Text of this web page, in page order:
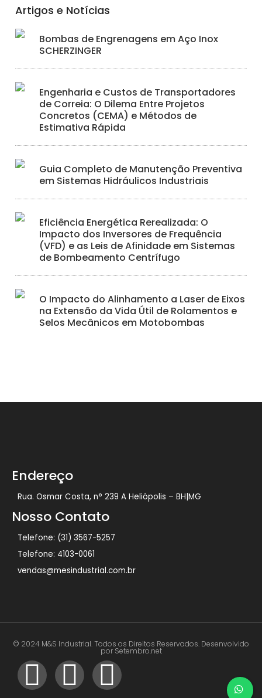
Artigos e Notícias
Bombas de Engrenagens em Aço Inox
SCHERZINGER
Engenharia e Custos de Transportadores
de Correia: O Dilema Entre Projetos
Concretos (CEMA) e Métodos de
Estimativa Rápida
Guia Completo de Manutenção Preventiva
em Sistemas Hidráulicos Industriais
Eficiência Energética Rerealizada: O
Impacto dos Inversores de Frequência
(VFD) e as Leis de Afinidade em Sistemas
de Bombeamento Centrífugo
O Impacto do Alinhamento a Laser de Eixos
na Extensão da Vida Útil de Rolamentos e
Selos Mecânicos em Motobombas
Endereço
Rua. Osmar Costa, n° 239 A Heliópolis – BH|MG
Nosso Contato
Telefone: (31) 3567-5257
Telefone: 4103-0061
vendas@mesindustrial.com.br
© 2024 M&S Industrial. Todos os Direitos Reservados. Desenvolvido
por Setembro.net